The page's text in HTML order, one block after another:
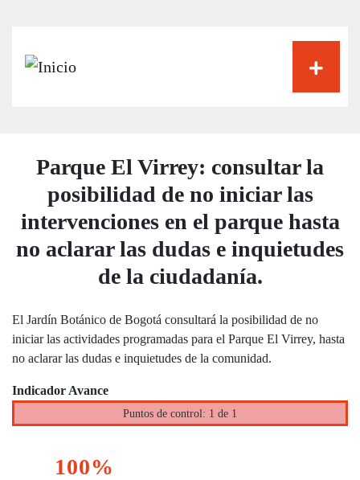
Parque El Virrey: consultar la
posibilidad de no iniciar las
intervenciones en el parque hasta
no aclarar las dudas e inquietudes
de la ciudadanía.
El Jardín Botánico de Bogotá consultará la posibilidad de no
iniciar las actividades programadas para el Parque El Virrey, hasta
no aclarar las dudas e inquietudes de la comunidad.
Indicador Avance
Puntos de control: 1 de 1
100%